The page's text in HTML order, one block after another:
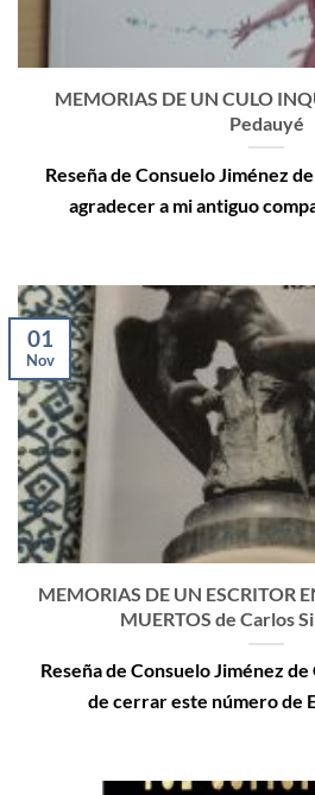
MEMORIAS DE UN CULO
Pedauyé
Reseña de Consuelo Jiménez
agradecer a mi antiguo
MEMORIAS DE UN ESCRITOR
MUERTOS de Carlos
Reseña de Consuelo Jiménez
de cerrar este número de
01
Nov